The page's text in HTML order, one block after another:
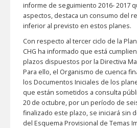
informe de seguimiento 2016- 2017
aspectos, destaca un consumo del
inferior al previsto en estos planes.
Con respecto al tercer ciclo de la
CHG ha informado que está
plazos dispuestos por la Directiva
Para ello, el Organismo de cuenca
los Documentos Iniciales de los
que están sometidos a consulta
20 de octubre, por un período de
finalizado este plazo, se iniciará sin
del Esquema Provisional de Temas